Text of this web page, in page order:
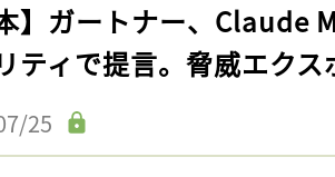
本】ガートナー、Claude
ティで提言。脅威エク
25